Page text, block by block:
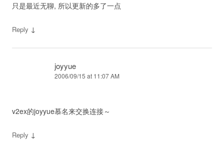
只是最近无聊, 所以更新的多了一点
Reply ↓
joyyue
2006/09/15 at 11:07 AM
v2ex的joyyue慕名来交换连接～
Reply ↓